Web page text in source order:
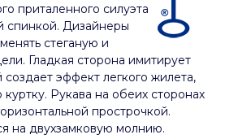
приталенного силуэта
спинкой. Дизайнеры
стеганую и
Гладкая сторона имитирует
создает эффект легкого жилета,
Рукава на обеих сторонах
прострочкой.
на двухзамковую молнию.